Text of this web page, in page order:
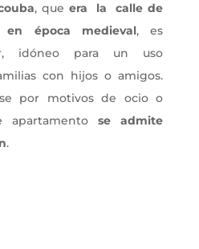
, que era la calle de
época medieval, es
idóneo para un uso
con hijos o amigos.
por motivos de ocio o
apartamentose admite
.